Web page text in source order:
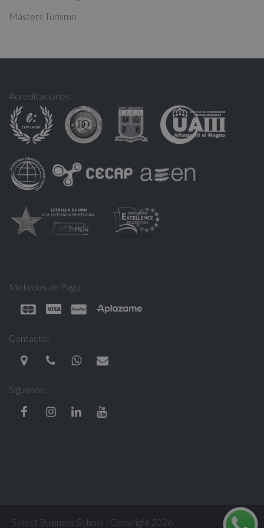
Másters Turismo
Acreditaciones:
Métodos de Pago:
Contacto:
Síguenos:
Select Business School | Copyright 2026